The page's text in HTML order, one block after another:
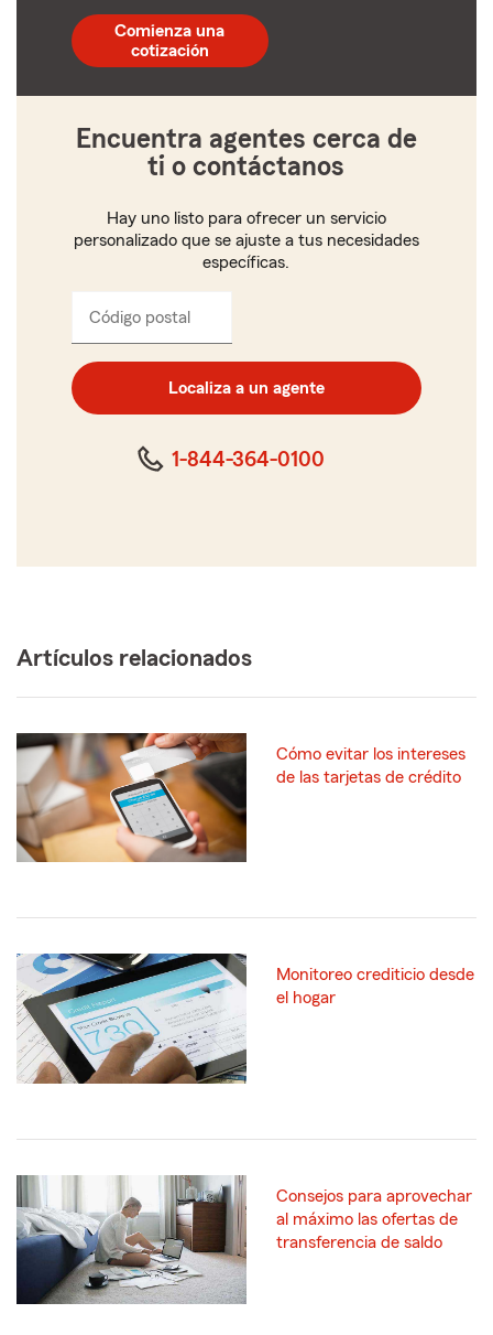
postal
de
5
Comienza una
cotización
Encuentra agentes cerca de
ti o contáctanos
Hay uno listo para ofrecer un servicio
personalizado que se ajuste a tus necesidades
específicas.
Código postal
de
cinco
Localiza a un agente
1-844-364-0100
Artículos relacionados
Cómo evitar los intereses
de las tarjetas de crédito
Monitoreo crediticio desde
el hogar
Consejos para aprovechar
al máximo las ofertas de
transferencia de saldo